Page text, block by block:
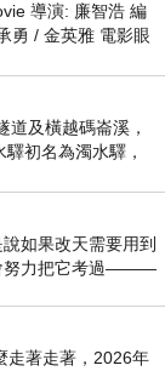
導演: 廉智浩 編
勇 / 金英雅 電影眼
及橫越碼崙溪，
初名為濁水驛，
1953
如果改天需要用到
努力把它考過———
走著走著，2026年